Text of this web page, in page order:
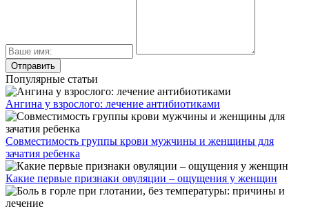
Популярные статьи
Ангина у взрослого: лечение антибиотиками
Совместимость группы крови мужчины и женщины для
зачатия ребенка
Какие первые признаки овуляции – ощущения у женщин